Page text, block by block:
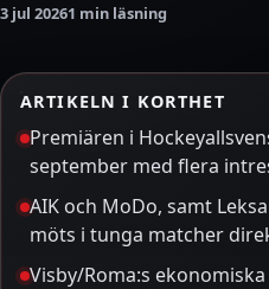
3 jul 20261 min läsning
ARTIKELN I KORTHET
Premiären i
september med flera
AIK och MoDo, samt
möts i tunga matcher
Visby/Roma:s